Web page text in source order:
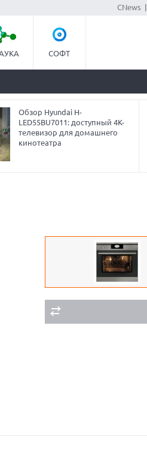
CNews|
СОФТ
Обзор Hyundai H-
LED55BU7011: доступный 4K-
телевизор для домашнего
кинотеатра